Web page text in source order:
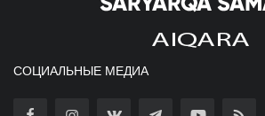
СОЦИАЛЬНЫЕ МЕДИА